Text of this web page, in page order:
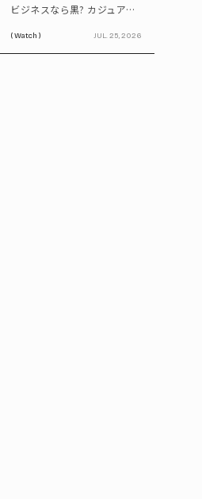
ビジネスなら黒? カジュアルなら白? ロレックス「エクスプローラーⅡ」の選び方
( Watch ) JUL. 25, 2026